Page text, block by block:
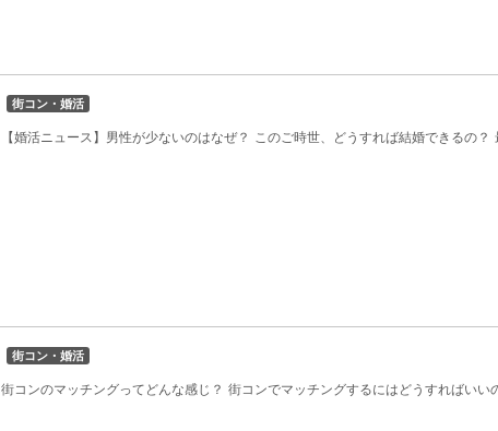
街コン・婚活
【婚活ニュース】男性が少ないのはなぜ？ このご時世、どうすれば結婚できるの？
街コン・婚活
街コンのマッチングってどんな感じ？ 街コンでマッチングするにはどうすればいい